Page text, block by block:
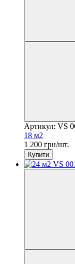
Артикул: VS
18 м2
1 200 грн/шт.
Купити